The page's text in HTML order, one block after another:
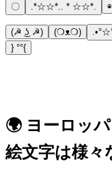
〇 .*☆☆*.. * ☆☆*. ◉
(☭ ͜ʖ ☭) (❍ᴥ❍)
} °°{
🌍 ヨーロッ
絵文字は様々